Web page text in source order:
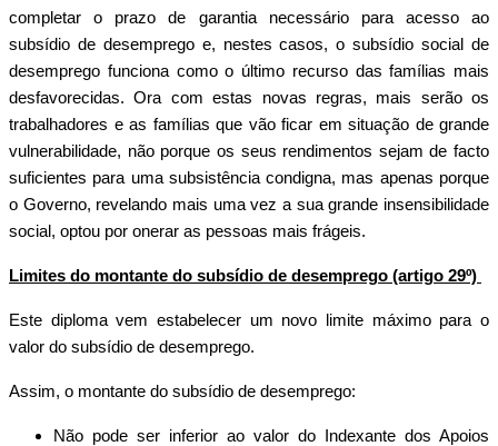
completar o prazo de garantia necessário para acesso ao
subsídio de desemprego e, nestes casos, o subsídio social de
desemprego funciona como o último recurso das famílias mais
desfavorecidas. Ora com estas novas regras, mais serão os
trabalhadores e as famílias que vão ficar em situação de grande
vulnerabilidade, não porque os seus rendimentos sejam de facto
suficientes para uma subsistência condigna, mas apenas porque
o Governo, revelando mais uma vez a sua grande insensibilidade
social, optou por onerar as pessoas mais frágeis.
Limites do montante do subsídio de desemprego (artigo 29º)
Este diploma vem estabelecer um novo limite máximo para o
valor do subsídio de desemprego.
Assim, o montante do subsídio de desemprego:
Não pode ser inferior ao valor do Indexante dos Apoios